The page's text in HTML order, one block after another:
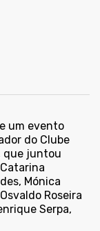
um evento
do Clube
que juntou
Mónica
Roseira
Serpa,